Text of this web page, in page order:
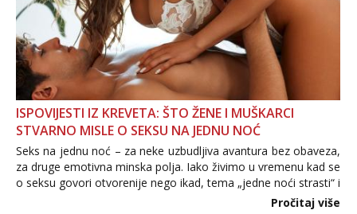
ISPOVIJESTI IZ KREVETA: ŠTO ŽENE I MUŠKARCI
STVARNO MISLE O SEKSU NA JEDNU NOĆ
Seks na jednu noć – za neke uzbudljiva avantura bez obaveza,
za druge emotivna minska polja. Iako živimo u vremenu kad se
o seksu govori otvorenije nego ikad, tema „jedne noći strasti“ i
dalje izaziva burne rasprave. Što zapravo misle žene, a što
Pročitaj više